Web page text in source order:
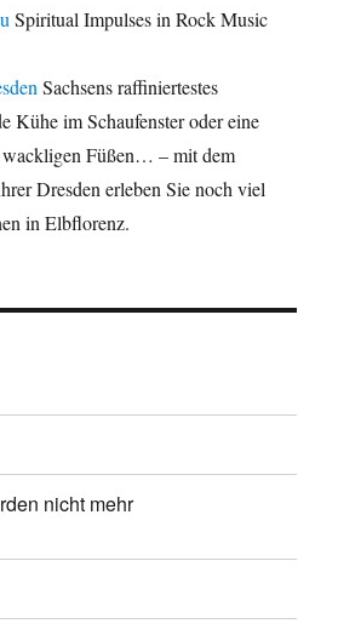
Spiritual Impulses in Rock Music
Sachsens raffiniertestes
Kühe im Schaufenster oder eine
wackligen Füßen… – mit dem
Dresden erleben Sie noch viel
in Elbflorenz.
nicht mehr